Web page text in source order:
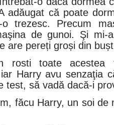
adăugat că poate
trezesc. Precum
de gunoi. Şi
are pereți groși din
rosti toate
Harry avu senzaţia
test, să vadă dacă‑i
făcu Harry, un soi de